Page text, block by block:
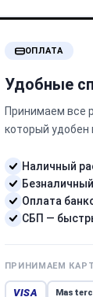
ОПЛАТА
Удобные
Принимаем все
который удобен
Наличный
Оплата
СБП —
ПРИНИМАЕМ
VISA